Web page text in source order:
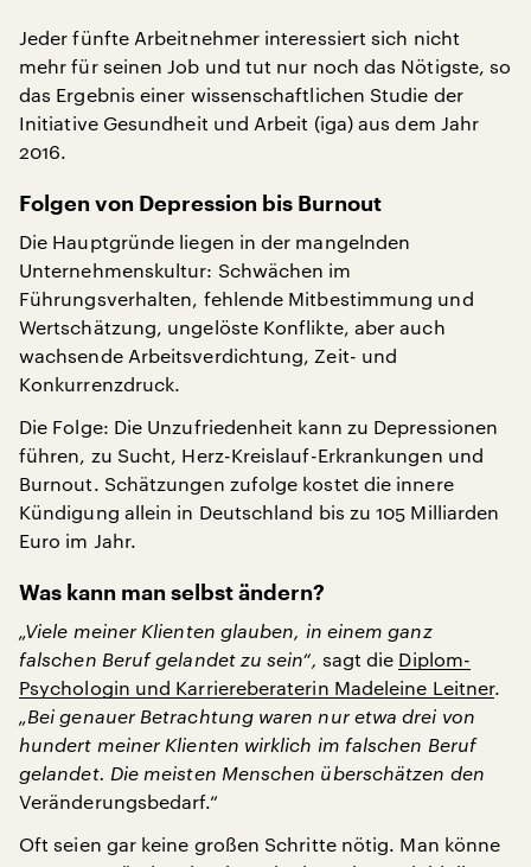
Jeder fünfte Arbeitnehmer interessiert sich nicht
mehr für seinen Job und tut nur noch das Nötigste, so
das Ergebnis einer wissenschaftlichen Studie der
Initiative Gesundheit und Arbeit (iga) aus dem Jahr
2016.
Folgen von Depression bis Burnout
Die Hauptgründe liegen in der mangelnden
Unternehmenskultur: Schwächen im
Führungsverhalten, fehlende Mitbestimmung und
Wertschätzung, ungelöste Konflikte, aber auch
wachsende Arbeitsverdichtung, Zeit- und
Konkurrenzdruck.
Die Folge: Die Unzufriedenheit kann zu Depressionen
führen, zu Sucht, Herz-Kreislauf-Erkrankungen und
Burnout. Schätzungen zufolge kostet die innere
Kündigung allein in Deutschland bis zu 105 Milliarden
Euro im Jahr.
Was kann man selbst ändern?
„Viele meiner Klienten glauben, in einem ganz
falschen Beruf gelandet zu sein“, sagt die Diplom-
Psychologin und Karriereberaterin Madeleine Leitner.
„Bei genauer Betrachtung waren nur etwa drei von
hundert meiner Klienten wirklich im falschen Beruf
gelandet. Die meisten Menschen überschätzen den
Veränderungsbedarf.“
Oft seien gar keine großen Schritte nötig. Man könne